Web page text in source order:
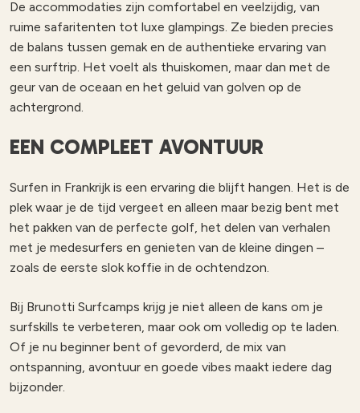
De accommodaties zijn comfortabel en veelzijdig, van
ruime safaritenten tot luxe glampings. Ze bieden precies
de balans tussen gemak en de authentieke ervaring van
een surftrip. Het voelt als thuiskomen, maar dan met de
geur van de oceaan en het geluid van golven op de
achtergrond.
EEN COMPLEET AVONTUUR
Surfen in Frankrijk is een ervaring die blijft hangen. Het is de
plek waar je de tijd vergeet en alleen maar bezig bent met
het pakken van de perfecte golf, het delen van verhalen
met je medesurfers en genieten van de kleine dingen –
zoals de eerste slok koffie in de ochtendzon.
Bij Brunotti Surfcamps krijg je niet alleen de kans om je
surfskills te verbeteren, maar ook om volledig op te laden.
Of je nu beginner bent of gevorderd, de mix van
ontspanning, avontuur en goede vibes maakt iedere dag
bijzonder.